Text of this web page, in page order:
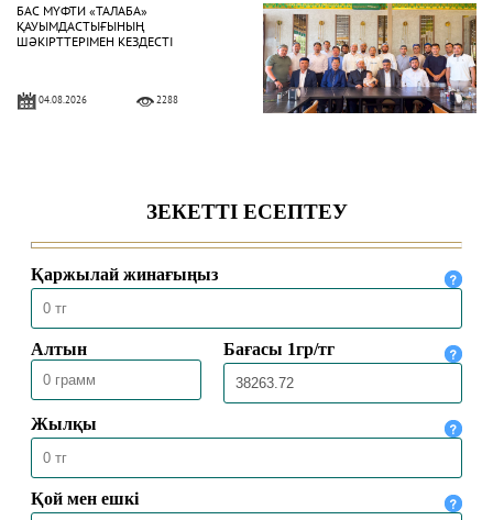
БАС МҮФТИ «ТАЛАБА»
ҚАУЫМДАСТЫҒЫНЫҢ
ШӘКІРТТЕРІМЕН КЕЗДЕСТІ
04.08.2026 2288
04.08.2026 1994
БАС МҮФТИ ТӨРАЛҚА МӘЖІЛІСІН
ӨТКІЗДІ
31.07.2026